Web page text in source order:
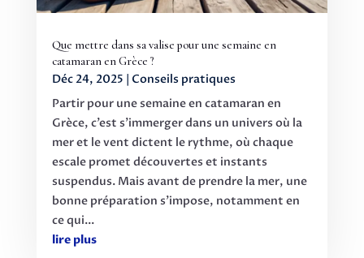
Que mettre dans sa valise pour une semaine en
catamaran en Grèce ?
Déc 24, 2025 | Conseils pratiques
Partir pour une semaine en catamaran en
Grèce, c’est s’immerger dans un univers où la
mer et le vent dictent le rythme, où chaque
escale promet découvertes et instants
suspendus. Mais avant de prendre la mer, une
bonne préparation s’impose, notamment en
ce qui...
lire plus